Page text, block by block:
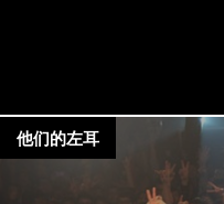
他们的左耳